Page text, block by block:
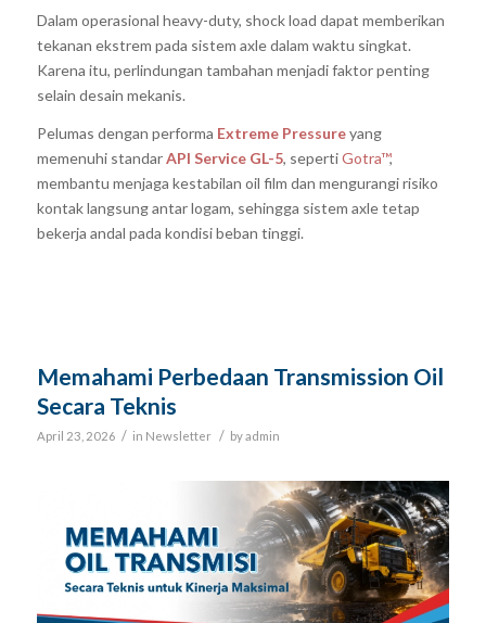
Dalam operasional heavy-duty, shock load dapat memberikan
tekanan ekstrem pada sistem axle dalam waktu singkat.
Karena itu, perlindungan tambahan menjadi faktor penting
selain desain mekanis.
Pelumas dengan performa Extreme Pressureyang
memenuhi standarAPI Service GL-5, sepertiGotra™,
membantu menjaga kestabilan oil film dan mengurangi risiko
kontak langsung antar logam, sehingga sistem axle tetap
bekerja andal pada kondisi beban tinggi.
Memahami Perbedaan Transmission Oil
Secara Teknis
April 23, 2026 / in Newsletter / byadmin